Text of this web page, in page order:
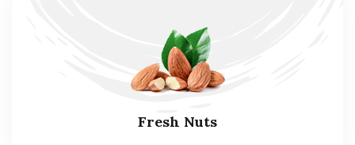
Fresh Nuts